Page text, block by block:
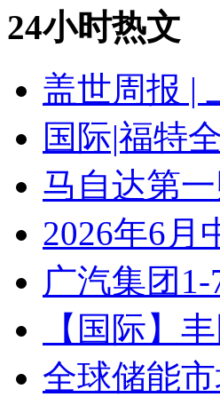
24小时热文
盖世周报 |
国际|福特
马自达第
2026年6月
广汽集团
【国际】
全球储能